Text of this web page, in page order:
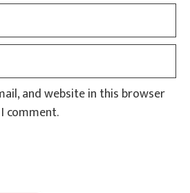
and website in this browser
comment.